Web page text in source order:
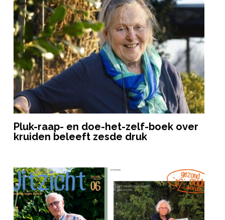
Pluk-raap- en doe-het-zelf-boek over
kruiden beleeft zesde druk